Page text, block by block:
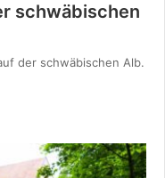
schwäbischen
der schwäbischen Alb.